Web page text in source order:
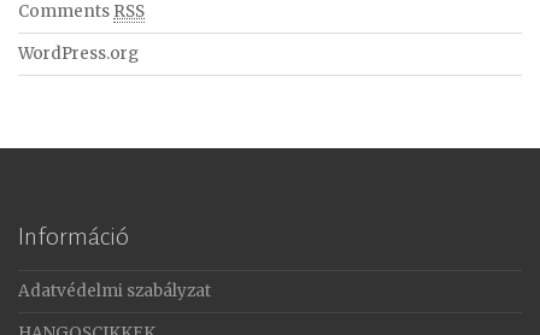
Comments RSS
WordPress.org
Információ
Adatvédelmi szabályzat